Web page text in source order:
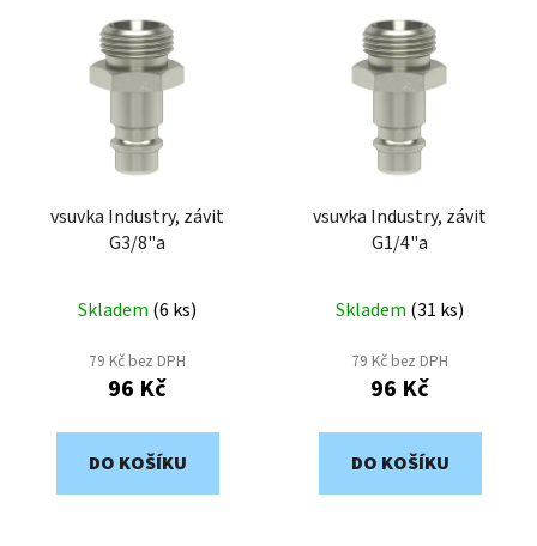
vsuvka Industry, závit
G3/8"a
Skladem (6 ks)
79 Kč bez DPH
96 Kč
DO KOŠÍKU
vsuvka Industry, závit
G1/4"a
Skladem (31 ks)
79 Kč bez DPH
96 Kč
DO KOŠÍKU